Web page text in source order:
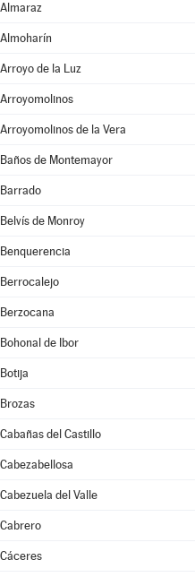
Almaraz
Almoharín
Arroyo de la Luz
Arroyomolinos
Arroyomolinos de la Vera
Baños de Montemayor
Barrado
Belvís de Monroy
Benquerencia
Berrocalejo
Berzocana
Bohonal de Ibor
Botija
Brozas
Cabañas del Castillo
Cabezabellosa
Cabezuela del Valle
Cabrero
Cáceres